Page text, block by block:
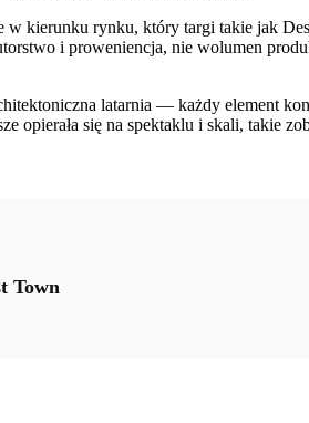
w kierunku rynku, który targi takie jak
i proweniencja, nie wolumen
latarnia — każdy element
opierała się na spektaklu i skali, takie
Town